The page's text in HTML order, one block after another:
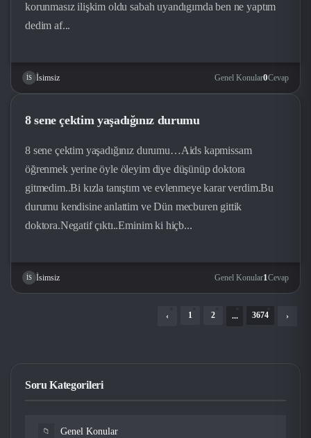
korunmasız ilişkim oldu sabah uyandıgımda ben ne yaptım
dedim af...
İS İsimsiz Genel Konular0Cevap
8 sene çektim yaşadığınız durumu
8 sene çektim yaşadığınız durumu…Aids kapmissam
öğrenmek yerine öyle öleyim diye düşünüp doktora
gitmedim..Bi kızla tanıştım ve evlenmeye karar verdim.Bu
durumu kendisine anlattim ve Dün mecburen gittik
doktora.Negatif çıktı..Eminim ki hiçb...
İS İsimsiz Genel Konular1Cevap
‹ 1 2 ... 3674 ›
Soru Kategorileri
📁 Genel Konular